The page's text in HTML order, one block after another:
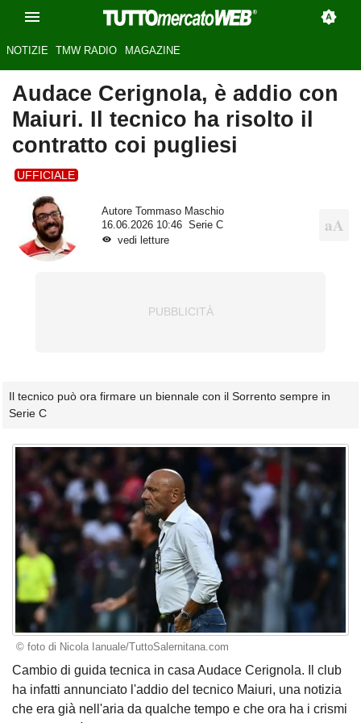
NOTIZIE TMW RADIO MAGAZINE
Audace Cerignola, è addio con
Maiuri. Il tecnico ha risolto il
contratto coi pugliesi
UFFICIALE
Autore
Tommaso Maschio
16.06.2026 10:46
Serie C
vedi letture
Il tecnico può ora firmare un biennale con il Sorrento sempre in
Serie C
© foto di Nicola Ianuale/TuttoSalernitana.com
Cambio di guida tecnica in casa Audace Cerignola. Il club
ha infatti annunciato l'addio del tecnico Maiuri, una notizia
che era già nell'aria da qualche tempo e che ora ha i crismi